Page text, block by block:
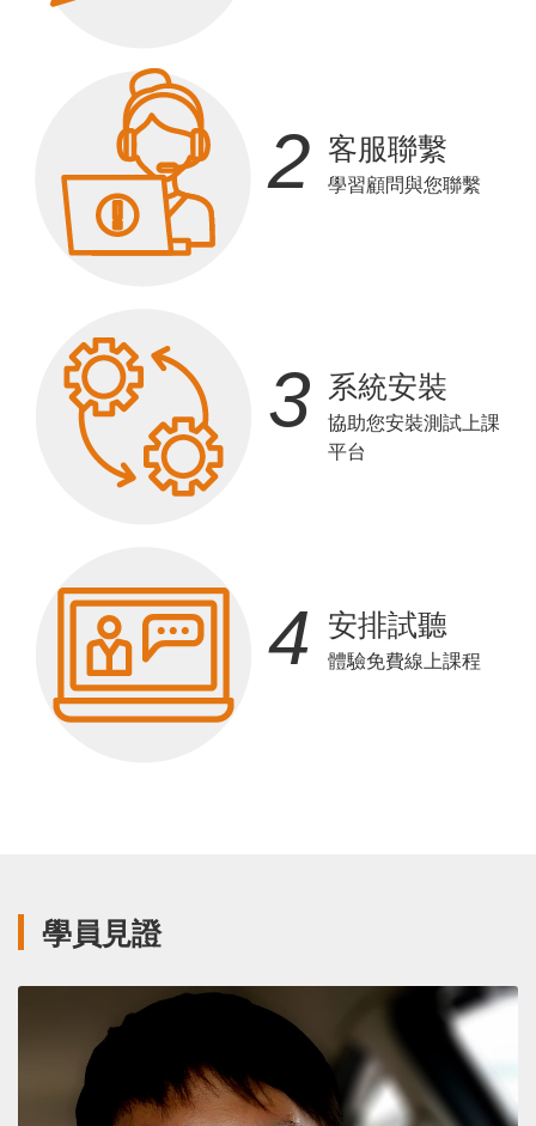
2 客服聯繫
學習顧問與您聯繫
3 系統安裝
協助您安裝測試上課
平台
4 安排試聽
體驗免費線上課程
學員見證